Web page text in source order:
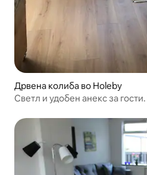
Дрвена колиба во Holeby
Светл и удобен анекс за